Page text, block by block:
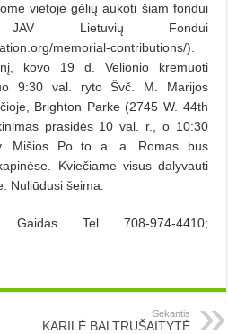
vietoje gėlių aukoti šiam fondui
Lietuvių Fondui
memorial-contributions/).
kovo 19 d. Velionio kremuoti
9:30 val. ryto Švč. M. Marijos
Brighton Parke (2745 W. 44th
prasidės 10 val. r., o 10:30
Mišios Po to a. a. Romas bus
Kviečiame visus dalyvauti
Nuliūdusi šeima.
Tel. 708-974-4410;
Sekantis
KARILĖ BALTRUŠAITYTĖ